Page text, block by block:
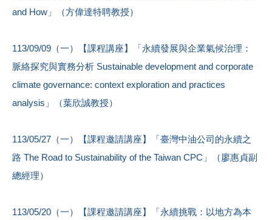
and How」（方偉達特聘教授）
113/09/09（一）【課程講座】「永續發展與企業氣候治理：
脈絡探究與實務分析 Sustainable development and corporate
climate governance: context exploration and practices
analysis」（葉欣誠教授）
113/05/27（一）【課程邀請講座】「臺灣中油公司的永續之
路 The Road to Sustainability of the Taiwan CPC」（廖惠貞副
總經理）
113/05/20（一）【課程邀請講座】「永續挑戰：以地方為本